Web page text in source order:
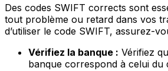
Des codes SWIFT corrects sont
tout problème ou retard dans vos
d’utiliser le code SWIFT, assurez-
Vérifiez la banque : Vérifiez
banque correspond à celui du